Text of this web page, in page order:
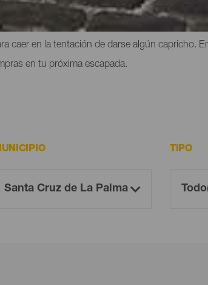
calles y llevar algún souvenir de
muestras de artesanía local, las ventajas
caer en la tentación de darse algún capricho.
en tu próxima escapada.
TIPO